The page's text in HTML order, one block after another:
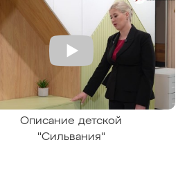
Описание детской
"Сильвания"